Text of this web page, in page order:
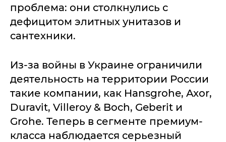
проблема: они столкнулись с
дефицитом элитных унитазов и
сантехники.
Из-за войны в Украине ограничили
деятельность на территории России
такие компании, как Hansgrohe, Axor,
Duravit, Villeroy & Boch, Geberit и
Grohe. Теперь в сегменте премиум-
класса наблюдается серьезный